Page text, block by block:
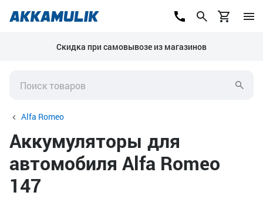
Скидка при самовывозе из магазинов
Alfa Romeo
Аккумуляторы для
автомобиля Alfa Romeo
147